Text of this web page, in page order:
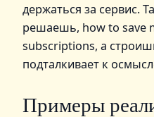
держаться за сервис.
решаешь, how to save
subscriptions, а
подталкивает к
Примеры